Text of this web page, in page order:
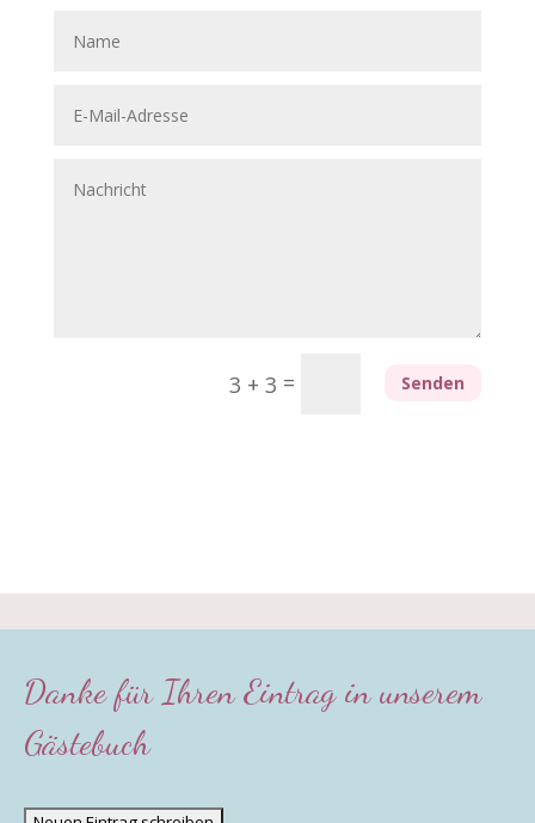
3 + 3 = Senden
Danke für Ihren Eintrag in unserem
Gästebuch